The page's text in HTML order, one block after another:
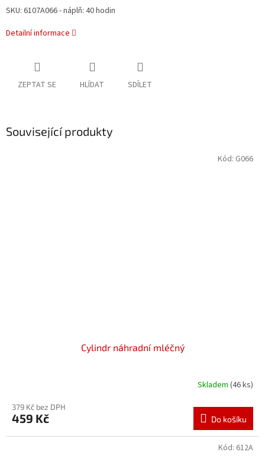
SKU: 6107A066 - náplň: 40 hodin
Detailní informace
ZEPTAT SE HLÍDAT SDÍLET
Související produkty
Cylindr náhradní mléčný
Skladem (46 ks)
379 Kč bez DPH
459 Kč Do košíku
Kód: G066
Kód: 612A